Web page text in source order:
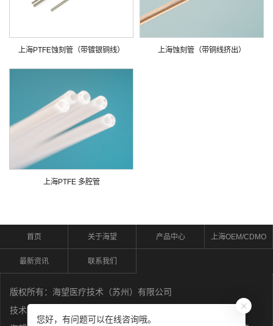
上海PTFE蚀刻管（带镀银铜线） 上海蚀刻管（带铜线挤出）
上海PTFE 多腔管
首页 关于海望 产品中心 上海OEM/CDMO
最新资讯 联系我们
版权所有：海望医疗技术（苏州）有限公司
技术支持：
您好，有问题可以在线咨询哦。